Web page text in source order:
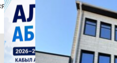
с деятельностью Жалал-